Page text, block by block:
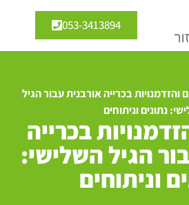
053-3413894
והזדמנויות בכרייה אורבנית עבור הגיל
נתונים וניתוחים
בכרייה
הגיל השלישי:
וניתוחים